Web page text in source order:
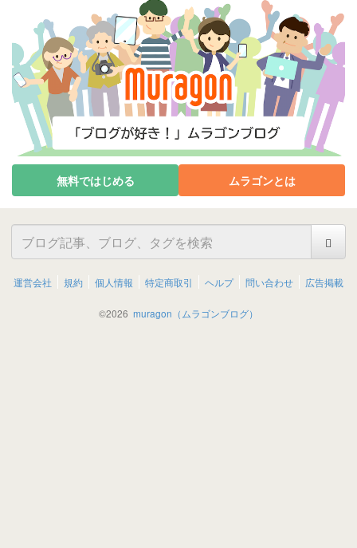
無料ではじめる ムラゴンとは
運営会社 規約 個人情報 特定商取引 ヘルプ 問い合わせ 広告掲載
©2026 muragon（ムラゴンブログ）